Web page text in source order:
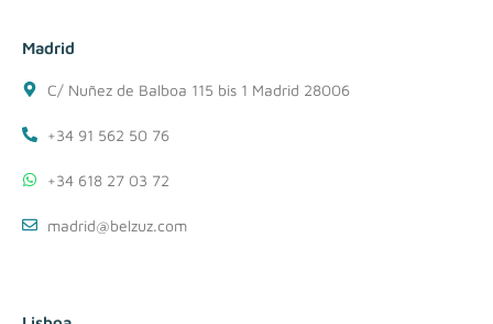
Madrid
C/ Nuñez de Balboa 115 bis 1 Madrid 28006
+34 91 562 50 76
+34 618 27 03 72
madrid@belzuz.com